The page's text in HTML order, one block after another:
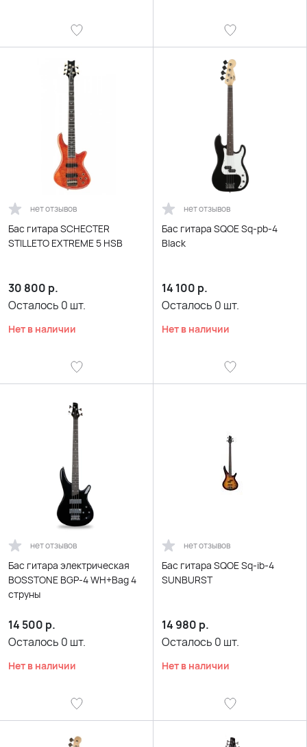
нет отзывов
Бас гитара SCHECTER
STILLETO EXTREME 5 HSB
30 800 р.
Осталось 0 шт.
Нет в наличии
нет отзывов
Бас гитара SQOE Sq-pb-4
Black
14 100 р.
Осталось 0 шт.
Нет в наличии
нет отзывов
Бас гитара электрическая
BOSSTONE BGP-4 WH+Bag 4
струны
14 500 р.
Осталось 0 шт.
Нет в наличии
нет отзывов
Бас гитара SQOE Sq-ib-4
SUNBURST
14 980 р.
Осталось 0 шт.
Нет в наличии